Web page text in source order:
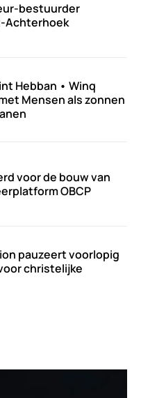
bestuurder
Achterhoek
Hebban • Winq
Mensen als zonnen
voor de bouw van
OBCP
pauzeert voorlopig
christelijke